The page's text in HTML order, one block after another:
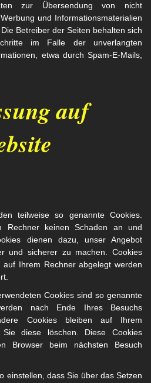
zur Übersendung von nicht
und Informationsmaterialien
Betreiber der Seiten behalten sich
im Falle der unverlangten
etwa durch Spam-E-Mails,
auf
teilweise so genannte Cookies.
Rechner keinen Schaden an und
dienen dazu, unser Angebot
und sicherer zu machen. Cookies
Ihrem Rechner abgelegt werden
Cookies sind so genannte
nach Ende Ihres Besuchs
Cookies bleiben auf Ihrem
diese löschen. Diese Cookies
Browser beim nächsten Besuch
einstellen, dass Sie über das Setzen